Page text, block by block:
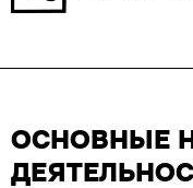
ОСНОВНЫЕ